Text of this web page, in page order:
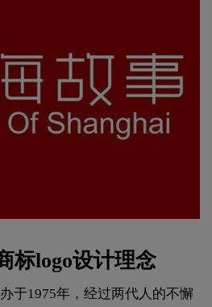
标logo设计理念
于1975年，经过两代人的不懈